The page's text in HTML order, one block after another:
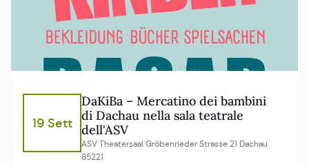
19 Sett
DaKiBa – Mercatino dei bambini
di Dachau nella sala teatrale
dell'ASV
ASV Theatersaal Gröbenrieder Strasse 21 Dachau
85221